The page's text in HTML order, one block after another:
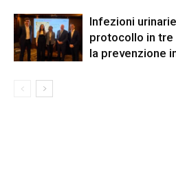
Infezioni
protocollo in
la prevenzione